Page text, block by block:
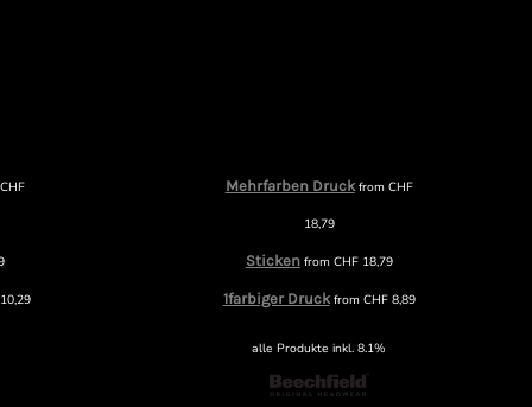
CHF
10,29
Mehrfarben Druckfrom CHF
18,79
Stickenfrom CHF18,79
1farbiger Druckfrom CHF8,89
alle Produkte inkl. 8.1%